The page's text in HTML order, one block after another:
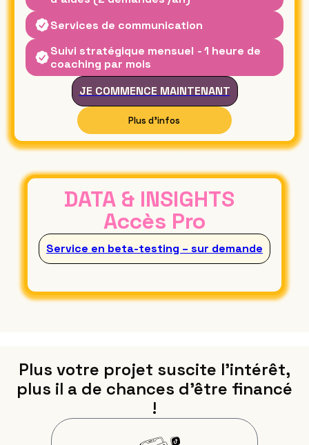
Services de communication
Suivi stratégique mensuel -1 heure de
coaching par mois
JE COMMENCE MAINTENANT
Plus d'infos
DATA & INSIGHTS
Accès Pro
Service en beta-testing – sur demande
Plus votre projet suscite l’intérêt,
plus il a de chances d'être financé
!